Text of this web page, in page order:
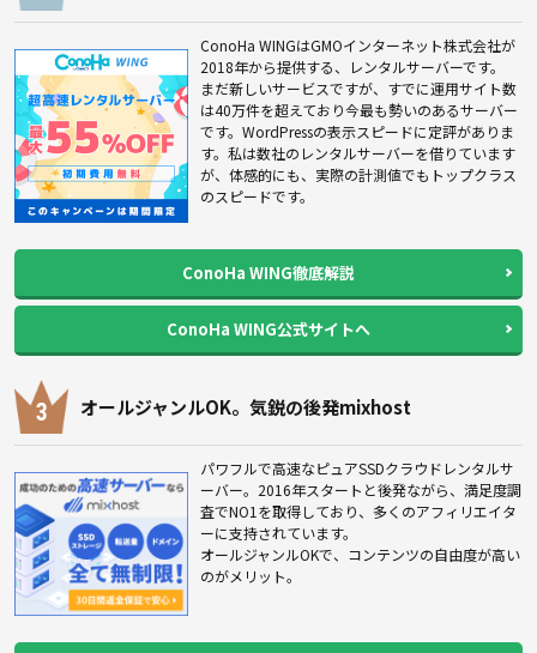
ConoHa WINGはGMOインターネット株式会社が
2018年から提供する、レンタルサーバーです。
まだ新しいサービスですが、すでに運用サイト数
は40万件を超えており今最も勢いのあるサーバー
です。WordPressの表示スピードに定評がありま
す。私は数社のレンタルサーバーを借りています
が、体感的にも、実際の計測値でもトップクラス
のスピードです。
ConoHa WING徹底解説
ConoHa WING公式サイトへ
オールジャンルOK。気鋭の後発mixhost
パワフルで高速なピュアSSDクラウドレンタルサ
ーバー。2016年スタートと後発ながら、満足度調
査でNO1を取得しており、多くのアフィリエイタ
ーに支持されています。
オールジャンルOKで、コンテンツの自由度が高い
のがメリット。